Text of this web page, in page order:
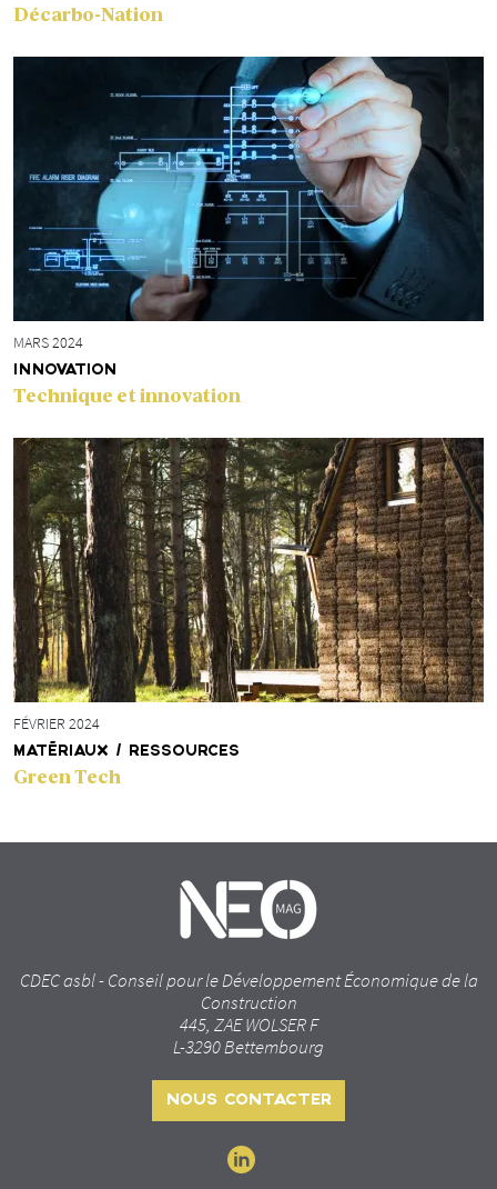
Décarbo-Nation
MARS 2024
INNOVATION
Technique et innovation
FÉVRIER 2024
MATÉRIAUX / RESSOURCES
Green Tech
CDEC asbl - Conseil pour le Développement Économique de la
Construction
445, ZAE WOLSER F
L-3290 Bettembourg
NOUS CONTACTER